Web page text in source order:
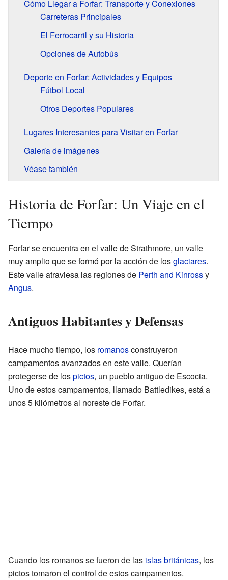
Cómo Llegar a Forfar: Transporte y Conexiones
Carreteras Principales
El Ferrocarril y su Historia
Opciones de Autobús
Deporte en Forfar: Actividades y Equipos
Fútbol Local
Otros Deportes Populares
Lugares Interesantes para Visitar en Forfar
Galería de imágenes
Véase también
Historia de Forfar: Un Viaje en el
Tiempo
Forfar se encuentra en el valle de Strathmore, un valle
muy amplio que se formó por la acción de losglaciares.
Este valle atraviesa las regiones de Perth and Kinrossy
Angus.
Antiguos Habitantes y Defensas
Hace mucho tiempo, los romanosconstruyeron
campamentos avanzados en este valle. Querían
protegerse de lospictos, un pueblo antiguo de Escocia.
Uno de estos campamentos, llamado Battledikes, está a
unos 5 kilómetros al noreste de Forfar.
Cuando los romanos se fueron de las islas británicas, los
pictos tomaron el control de estos campamentos.